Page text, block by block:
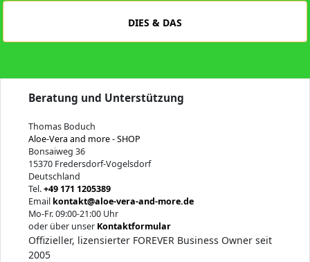
DIES & DAS
Beratung und Unterstützung
Thomas Boduch
Aloe-Vera and more - SHOP
Bonsaiweg 36
15370 Fredersdorf-Vogelsdorf
Deutschland
Tel.+49 171 1205389
Email kontakt@aloe-vera-and-more.de
Mo-Fr. 09:00-21:00 Uhr
oder über unser Kontaktformular
Offizieller, lizensierter FOREVER Business Owner seit
2005